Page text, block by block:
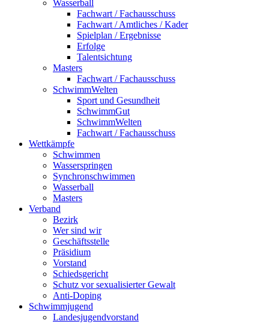
Wasserball
Fachwart / Fachausschuss
Fachwart / Amtliches / Kader
Spielplan / Ergebnisse
Erfolge
Talentsichtung
Masters
Fachwart / Fachausschuss
SchwimmWelten
Sport und Gesundheit
SchwimmGut
SchwimmWelten
Fachwart / Fachausschuss
Wettkämpfe
Schwimmen
Wasserspringen
Synchronschwimmen
Wasserball
Masters
Verband
Bezirk
Wer sind wir
Geschäftsstelle
Präsidium
Vorstand
Schiedsgericht
Schutz vor sexualisierter Gewalt
Anti-Doping
Schwimmjugend
Landesjugendvorstand